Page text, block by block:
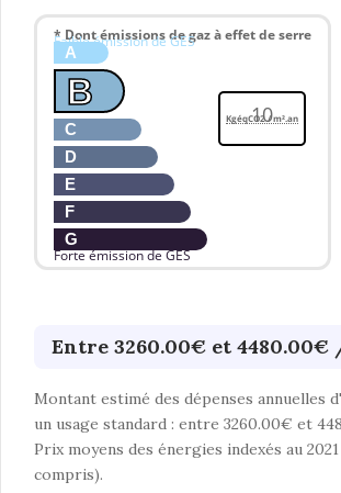
* Dont émissions de gaz à effet de serre
Faible émission de GES
A
B
C
D
E
F
G
Forte émission de GES
10
KgéqCO2 / m².an
Entre 3260.00€ et 4480.00€
Montant estimé des dépenses annuelles
un usage standard : entre 3260.00€ et
Prix moyens des énergies indexés au
compris).